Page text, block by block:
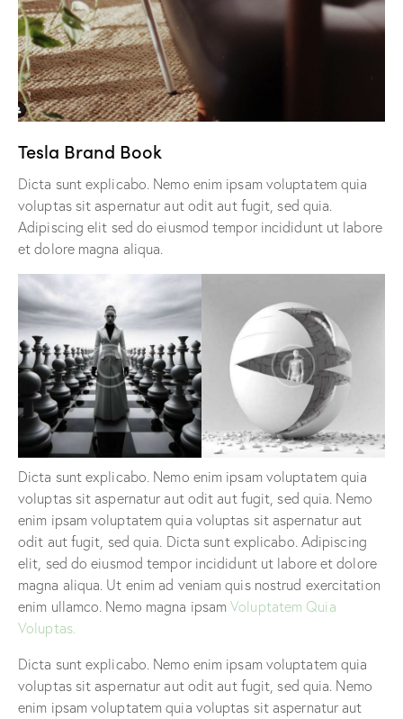
Tesla Brand Book
Dicta sunt explicabo. Nemo enim ipsam voluptatem quia
voluptas sit aspernatur aut odit aut fugit, sed quia.
Adipiscing elit sed do eiusmod tempor incididunt ut labore
et dolore magna aliqua.
Dicta sunt explicabo. Nemo enim ipsam voluptatem quia
voluptas sit aspernatur aut odit aut fugit, sed quia. Nemo
enim ipsam voluptatem quia voluptas sit aspernatur aut
odit aut fugit, sed quia. Dicta sunt explicabo. Adipiscing
elit, sed do eiusmod tempor incididunt ut labore et dolore
magna aliqua. Ut enim ad veniam quis nostrud exercitation
enim ullamco. Nemo magna ipsamVoluptatem Quia
Voluptas.
Dicta sunt explicabo. Nemo enim ipsam voluptatem quia
voluptas sit aspernatur aut odit aut fugit, sed quia. Nemo
enim ipsam voluptatem quia voluptas sit aspernatur aut